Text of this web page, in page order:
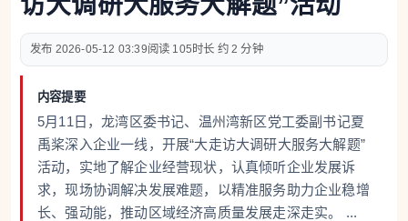
2026-05-12 03:39 105 约 2 分钟
内容提要
5月11日，龙湾区委书记、温州湾新区党工委副书记夏
禹桨深入企业一线，开展“大走访大调研大服务大解题”
活动，实地了解企业经营现状，认真倾听企业发展诉
求，现场协调解决发展难题，以精准服务助力企业稳增
长、强动能，推动区域经济高质量发展走深走实。 ...